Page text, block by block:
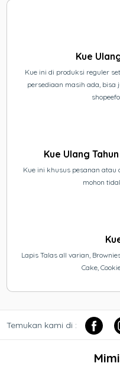
Kue
Kue ini di produksi reguler
persediaan masih ada, bisa
Kue Ulang
Kue ini khusus pesanan atau
mohon
Lapis Talas all varian,
Cake,
Temukan kami di :